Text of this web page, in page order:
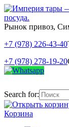
Рынок привоз,
+7 (978) 226-43-40
+7 (978) 278-19-20
Search for:
Корзина